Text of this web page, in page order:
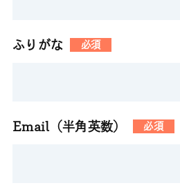
ふりがな 必須
Email（半角英数） 必須